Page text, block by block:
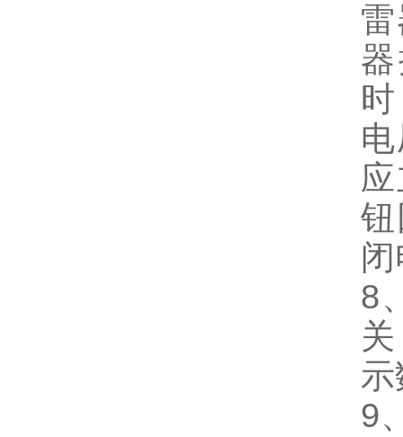
8
9